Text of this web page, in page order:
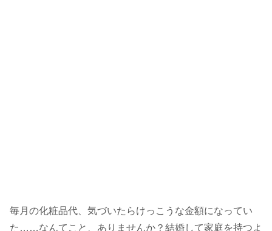
毎月の化粧品代、気づいたらけっこうな金額になってい
た……なんてこと、ありませんか？結婚して家庭を持つよ